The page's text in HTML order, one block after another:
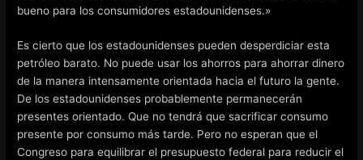
bueno para los consumidores estadounidenses.»
Es cierto que los estadounidenses pueden desperdiciar esta
petróleo barato. No puede usar los ahorros para ahorrar dinero
de la manera intensamente orientada hacia el futuro la gente.
De los estadounidenses probablemente permanecerán
presentes orientado. Que no tendrá que sacrificar consumo
presente por consumo más tarde. Pero no esperan que el
Congreso para equilibrar el presupuesto federal para reducir el